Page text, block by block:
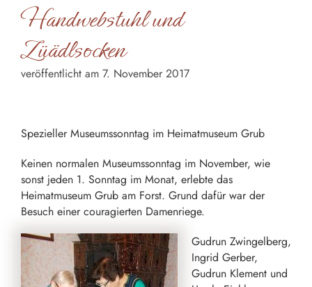
Handwebstuhl und
Züädlsocken
veröffentlicht am 7. November 2017
Spezieller Museumssonntag im Heimatmuseum Grub
Keinen normalen Museumssonntag im November, wie
sonst jeden 1. Sonntag im Monat, erlebte das
Heimatmuseum Grub am Forst. Grund dafür war der
Besuch einer couragierten Damenriege.
Gudrun Zwingelberg,
Ingrid Gerber,
Gudrun Klement und